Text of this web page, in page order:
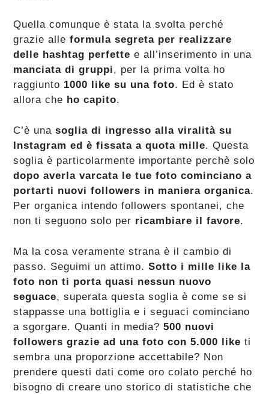
Quella comunque è stata la svolta perché
grazie alle formula segreta per realizzare
delle hashtag perfette e all’inserimento in una
manciata di gruppi, per la prima volta ho
raggiunto 1000 like su una foto. Ed è stato
allora che ho capito.
C’è unasoglia di ingresso alla viralità su
Instagram ed è fissata a quota mille. Questa
soglia è particolarmente importante perchè solo
dopo averla varcata le tue foto cominciano a
portarti nuovi followers in maniera organica.
Per organica intendo followers spontanei, che
non ti seguono solo per ricambiare il favore.
Ma la cosa veramente strana è il cambio di
passo. Seguimi un attimo.Sotto i mille like la
foto non ti porta quasi nessun nuovo
seguace, superata questa soglia è come se si
stappasse una bottiglia e i seguaci cominciano
a sgorgare. Quanti in media? 500 nuovi
followers grazie ad una foto con 5.000 like ti
sembra una proporzione accettabile? Non
prendere questi dati come oro colato perché ho
bisogno di creare uno storico di statistiche che